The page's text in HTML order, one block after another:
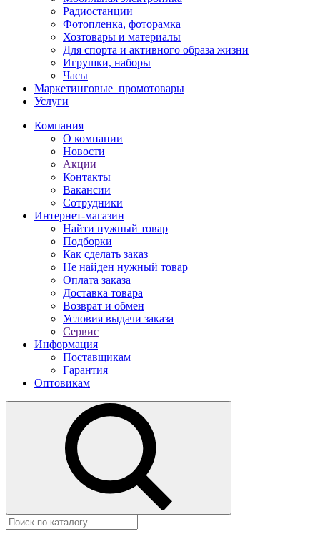
Радиостанции
Фотопленка, фоторамка
Хозтовары и материалы
Для спорта и активного образа жизни
Игрушки, наборы
Часы
Маркетинговые_промотовары
Услуги
Компания
О компании
Новости
Акции
Контакты
Вакансии
Сотрудники
Интернет-магазин
Найти нужный товар
Подборки
Как сделать заказ
Не найден нужный товар
Оплата заказа
Доставка товара
Возврат и обмен
Условия выдачи заказа
Сервис
Информация
Поставщикам
Гарантия
Оптовикам